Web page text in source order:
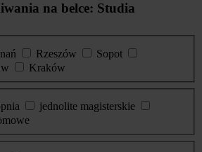
na belce: Studia
Rzeszów
Sopot
Kraków
jednolite magisterskie